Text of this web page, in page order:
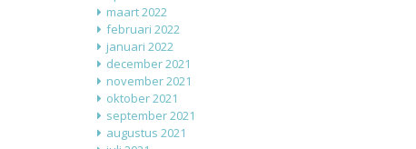
maart 2022
februari 2022
januari 2022
december 2021
november 2021
oktober 2021
september 2021
augustus 2021